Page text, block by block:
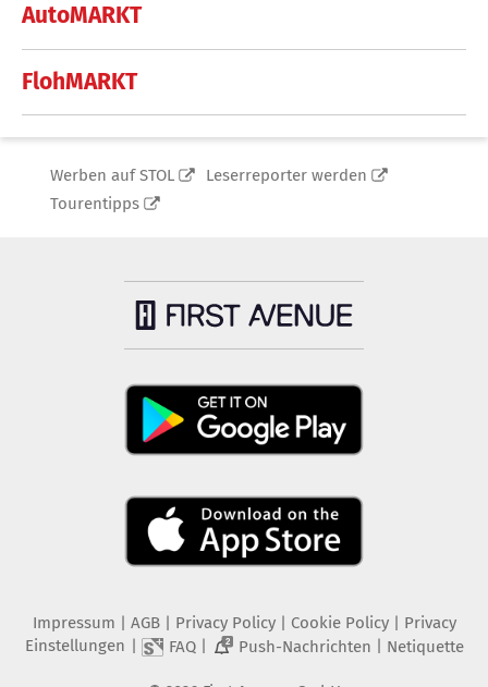
AutoMARKT
FlohMARKT
Werben auf STOL
Leserreporter werden
Tourentipps
Impressum AGB Privacy Policy| Cookie Policy| Privacy
Einstellungen
FAQ| 2 Push-Nachrichten Netiquette